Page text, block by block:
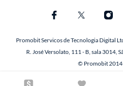
Promobit Servicos de Tecnologia Digital
R. José Versolato, 111 - B, sala 3014,
© Promobit